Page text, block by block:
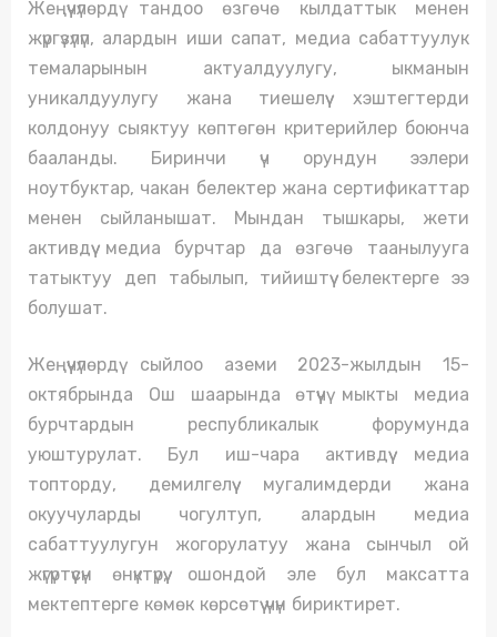
Жеңүүчүлөрдү тандоо өзгөчө кылдаттык менен
жүргүзүлүп, алардын иши сапат, медиа сабаттуулук
темаларынын актуалдуулугу, ыкманын
уникалдуулугу жана тиешелүү хэштегтерди
колдонуу сыяктуу көптөгөн критерийлер боюнча
бааланды. Биринчи үч орундун ээлери
ноутбуктар, чакан белектер жана сертификаттар
менен сыйланышат. Мындан тышкары, жети
активдүү медиа бурчтар да өзгөчө таанылууга
татыктуу деп табылып, тийиштүү белектерге ээ
болушат.
Жеңүүчүлөрдү сыйлоо аземи 2023-жылдын 15-
октябрында Ош шаарында өтүүчү мыкты медиа
бурчтардын республикалык форумунда
уюштурулат. Бул иш-чара активдүү медиа
топторду, демилгелүү мугалимдерди жана
окуучуларды чогултуп, алардын медиа
сабаттуулугун жогорулатуу жана сынчыл ой
жүгүртүүсүн өнүктүрүү, ошондой эле бул максатта
мектептерге көмөк көрсөтүү үчүн бириктирет.